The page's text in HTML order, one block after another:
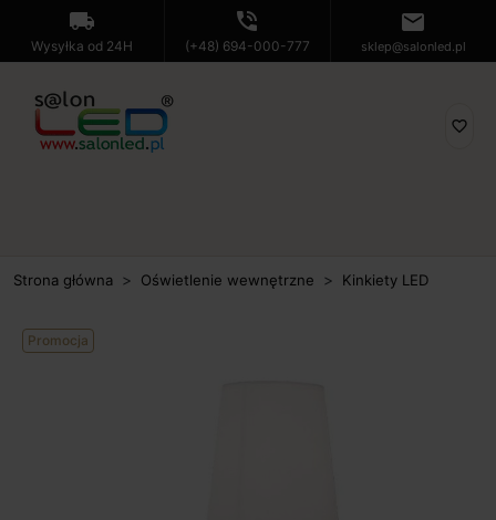
local_shipping
Wysyłka od 24H
phone_in_talk
(+48) 694-000-777
mail
sklep@salonled.pl
favorite_border
Strona główna Oświetlenie wewnętrzne Kinkiety LED
Promocja